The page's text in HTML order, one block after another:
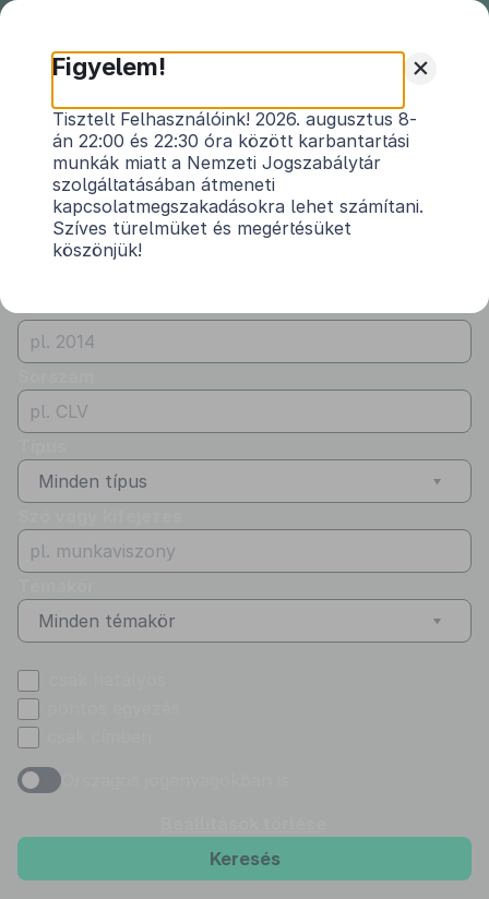
Önkormányzati
rendeletek
Önkormányzati rendeletek
Vármegye
Minden vármegye
Kibocsátó
Alsóörs Község Önkormányzata
Minden típus
Minden témakör
Keresés
+
Figyelem!
Tisztelt Felhasználóink! 2026. augusztus 8-
án 22:00 és 22:30 óra között karbantartási
munkák miatt a Nemzeti Jogszabálytár
szolgáltatásában átmeneti
kapcsolatmegszakadásokra lehet számítani.
Szíves türelmüket és megértésüket
köszönjük!